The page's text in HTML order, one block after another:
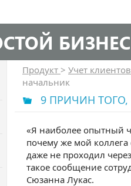
БИЗНЕС
Продукт > Учет
начальник
9 ПРИЧИН
«Я наиболее опытный
почему же мой
даже не проходил
такое сообщение
Сюзанна Лукас.